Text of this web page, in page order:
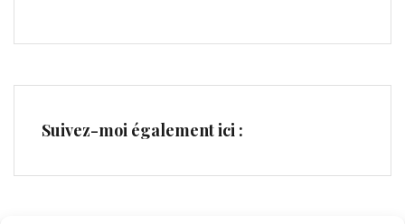
Suivez-moi également ici :